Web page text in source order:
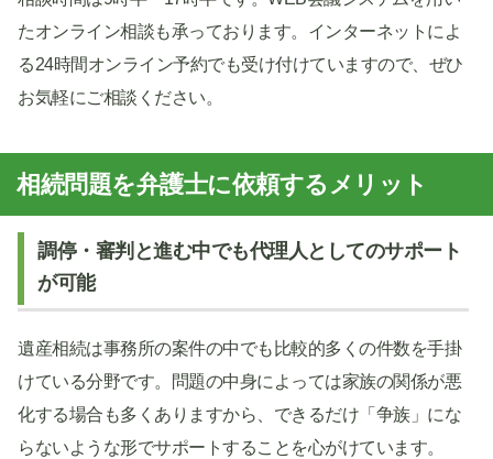
たオンライン相談も承っております。インターネットによ
る24時間オンライン予約でも受け付けていますので、ぜひ
お気軽にご相談ください。
相続問題を弁護士に依頼するメリット
調停・審判と進む中でも代理人としてのサポート
が可能
遺産相続は事務所の案件の中でも比較的多くの件数を手掛
けている分野です。問題の中身によっては家族の関係が悪
化する場合も多くありますから、できるだけ「争族」にな
らないような形でサポートすることを心がけています。